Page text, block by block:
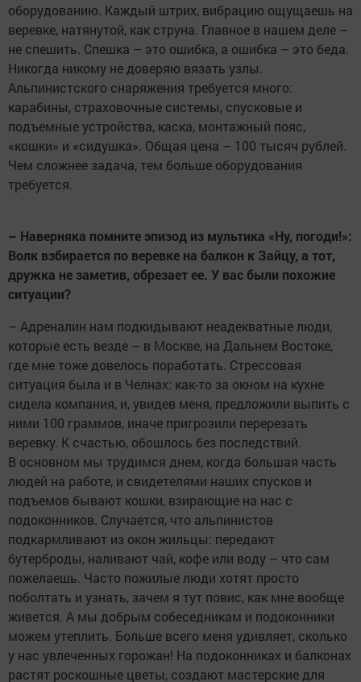
оборудованию. Каждый штрих, вибрацию ощущаешь на
веревке, натянутой, как струна. Главное в нашем деле –
не спешить. Спешка – это ошибка, а ошибка – это беда.
Никогда никому не доверяю вязать узлы.
Альпинистского снаряжения требуется много:
карабины, страховочные системы, спусковые и
подъемные устройства, каска, монтажный пояс,
«кошки» и «сидушка». Общая цена – 100 тысяч рублей.
Чем сложнее задача, тем больше оборудования
требуется.
– Наверняка помните эпизод из мультика «Ну, погоди!»:
Волк взбирается по веревке на балкон к Зайцу, а тот,
дружка не заметив, обрезает ее. У вас были похожие
ситуации?
– Адреналин нам подкидывают неадекватные люди,
которые есть везде – в Москве, на Дальнем Востоке,
где мне тоже довелось поработать. Стрессовая
ситуация была и в Челнах: как-то за окном на кухне
сидела компания, и, увидев меня, предложили выпить с
ними 100 граммов, иначе пригрозили перерезать
веревку. К счастью, обошлось без последствий.
В основном мы трудимся днем, когда большая часть
людей на работе, и свидетелями наших спусков и
подъемов бывают кошки, взирающие на нас с
подоконников. Случается, что альпинистов
подкармливают из окон жильцы: передают
бутерброды, наливают чай, кофе или воду – что сам
пожелаешь. Часто пожилые люди хотят просто
поболтать и узнать, зачем я тут повис, как мне вообще
живется. А мы добрым собеседникам и подоконники
можем утеплить. Больше всего меня удивляет, сколько
у нас увлеченных горожан! На подоконниках и балконах
растят роскошные цветы, создают мастерские для